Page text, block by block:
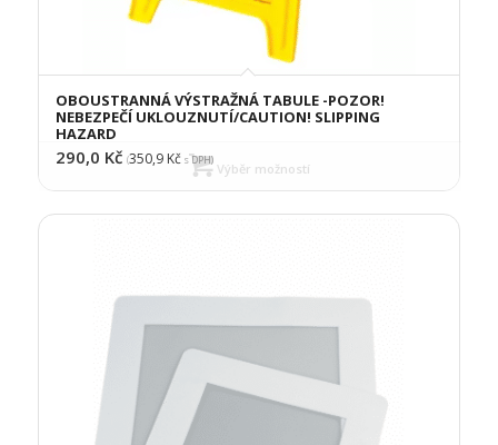
OBOUSTRANNÁ VÝSTRAŽNÁ TABULE -POZOR!
NEBEZPEČÍ UKLOUZNUTÍ/CAUTION! SLIPPING
HAZARD
290,0 Kč (350,9Kčs DPH)
Výběr možností